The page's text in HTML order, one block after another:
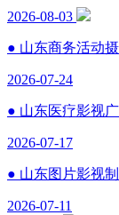
2026-08-03
● 山东商务活动
2026-07-24
● 山东医疗影视
2026-07-17
● 山东图片影视
2026-07-11